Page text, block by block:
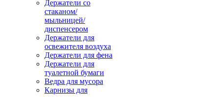
Держатели со
стаканом/
мыльницей/
диспенсером
Держатели для
освежителя воздуха
Держатели для фена
Держатели для
туалетной бумаги
Ведра для мусора
Карнизы для